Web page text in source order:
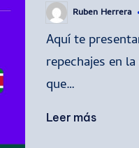
Publicado
por
Ruben Herrera
Aquí te
repechajes en
que…
Leer más